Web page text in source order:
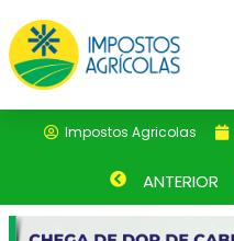
para
Impostos Agricolas
Anterior
ANTERIOR